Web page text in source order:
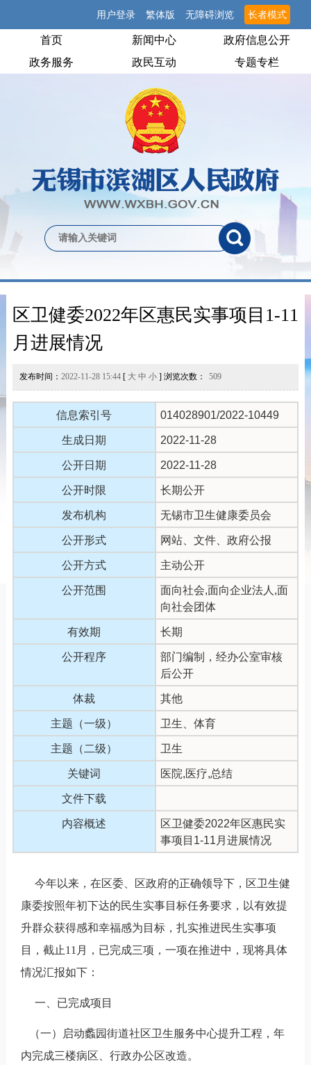
用户登录 繁体版 无障碍浏览 长者模式
首页 新闻中心
政府信息公开
政务服务
政民互动 专题专栏
区卫健委2022年区惠民实事项目1-11
月进展情况
发布时间： 2022-11-28 15:44[ 大 中 小] 浏览次数： 509
信息索引号 014028901/2022-10449
生成日期 2022-11-28
公开日期 2022-11-28
公开时限 长期公开
发布机构 无锡市卫生健康委员会
公开形式 网站、文件、政府公报
公开方式 主动公开
公开范围
面向社会,面向企业法人,面
向社会团体
有效期 长期
公开程序
部门编制，经办公室审核
后公开
体裁 其他
主题（一级） 卫生、体育
主题（二级） 卫生
关键词 医院,医疗,总结
文件下载
内容概述
区卫健委2022年区惠民实
事项目1-11月进展情况
今年以来，在区委、区政府的正确领导下，区卫生健
康委按照年初下达的民生实事目标任务要求，以有效提
升群众获得感和幸福感为目标，扎实推进民生实事项
目，截止11 月，已完成三项，一项在推进中，现将具体
情况汇报如下：
一、已完成项目
（一）启动蠡园街道社区卫生服务中心提升工程，年
内完成三楼病区、行政办公区改造。